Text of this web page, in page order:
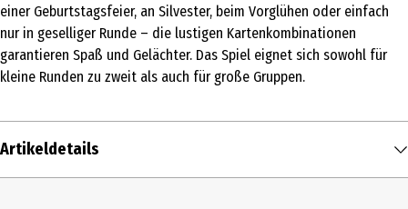
einer Geburtstagsfeier, an Silvester, beim Vorglühen oder einfach
nur in geselliger Runde – die lustigen Kartenkombinationen
garantieren Spaß und Gelächter. Das Spiel eignet sich sowohl für
kleine Runden zu zweit als auch für große Gruppen.
Artikeldetails